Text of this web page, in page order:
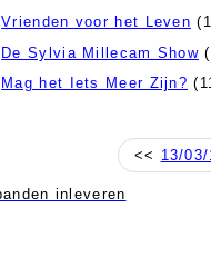
Vrienden voor het Leven
De Sylvia Millecam Show
Mag het Iets Meer Zijn?
<< 13/03/